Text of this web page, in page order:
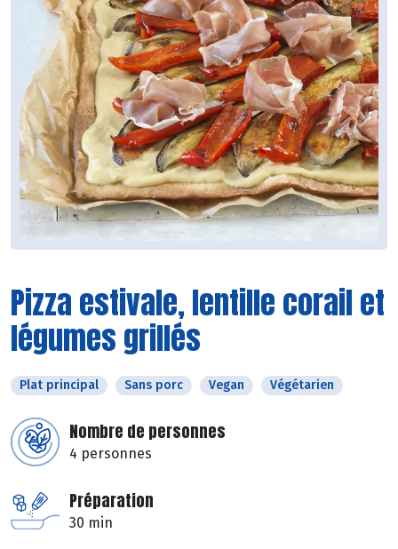
Pizza estivale, lentille corail et
légumes grillés
Plat principal Sans porc Vegan Végétarien
Nombre de personnes
4 personnes
Préparation
30 min